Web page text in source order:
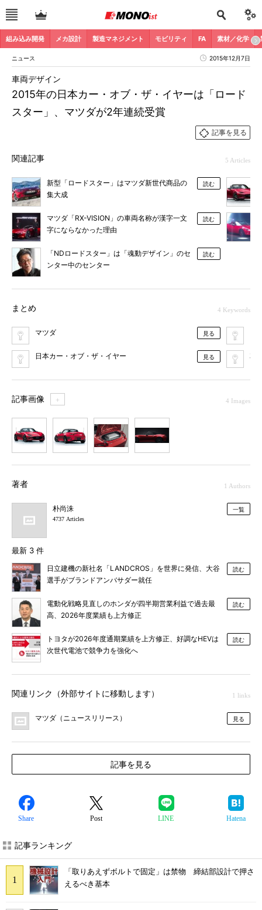
組み込み開発 メカ設計 製造マネジメント モビリティ FA 素材／化学
ニュース 2015年12月7日
2015年の日本カー・オブ・ザ・イヤーは「ロード
スター」、マツダが2年連続受賞
車両デザイン
記事を見る
関連記事 5 Articles
新型「ロードスター」はマツダ新世代商品の
集大成
読む
マツダ「RX-VISION」の車両名称が漢字一文
字にならなかった理由
読む
「NDロードスター」は「魂動デザイン」のセ
ンター中のセンター
読む
まとめ 4 Keywords
マツダ 見る
日本カー・オブ・ザ・イヤー 見る 車
記事画像 ＋ 4 Images
著者 1 Authors
朴尚洙
4737 Articles
一覧
最新 3 件
日立建機の新社名「LANDCROS」を世界に発信、大谷
選手がブランドアンバサダー就任
読む
電動化戦略見直しのホンダが四半期営業利益で過去最
高、2026年度業績も上方修正
読む
トヨタが2026年度通期業績を上方修正、好調なHEVは
次世代電池で競争力を強化へ
読む
関連リンク（外部サイトに移動します） 1 links
マツダ（ニュースリリース） 見る
記事を見る
Share Post LINE Hatena
記事ランキング
「取りあえずボルトで固定」は禁物 締結部設計で押さ
えるべき基本